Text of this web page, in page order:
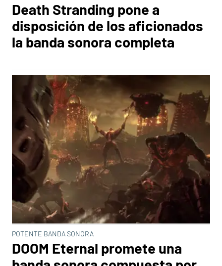
Death Stranding pone a
disposición de los aficionados
la banda sonora completa
POTENTE BANDA SONORA
DOOM Eternal promete una